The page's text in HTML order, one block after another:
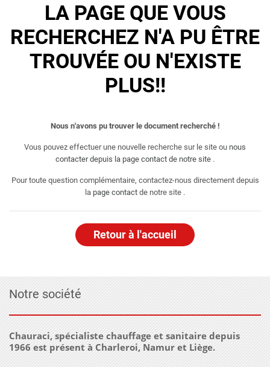
LA PAGE QUE VOUS
RECHERCHEZ N'A PU ÊTRE
TROUVÉE OU N'EXISTE
PLUS!!
Nous n'avons pu trouver le document recherché !
Vous pouvez effectuer une nouvelle recherche sur le site ou nous
contacter depuis la page contact de notre site .
Pour toute question complémentaire, contactez-nous directement depuis
la page contact de notre site .
Retour à l'accueil
Notre société
Chauraci, spécialiste chauffage et sanitaire depuis
1966 est présent à Charleroi, Namur et Liège.